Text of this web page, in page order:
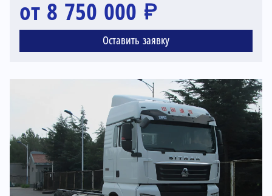
от 8 750 000 ₽
Оставить заявку